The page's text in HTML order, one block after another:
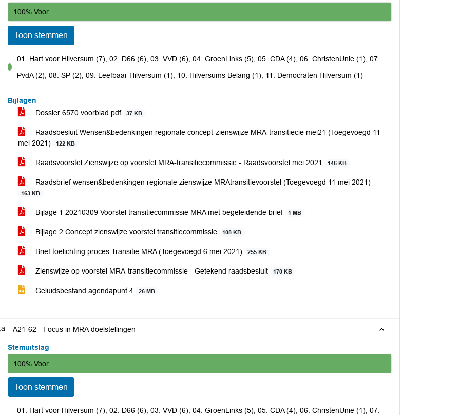
100% Voor
Toon stemmen
voor
01. Hart voor Hilversum (7), 02. D66 (6), 03. VVD (6), 04. GroenLinks (5), 05. CDA (4), 06. ChristenUnie (1), 07.
PvdA (2), 08. SP (2), 09. Leefbaar Hilversum (1), 10. Hilversums Belang (1), 11. Democraten Hilversum (1)
Bijlagen
Dossier 6570 voorblad.pdf
37 KB
Raadsbesluit Wensen&bedenkingen regionale concept-zienswijze MRA-transitiecie mei21 (Toegevoegd 11
mei 2021)
122 KB
Raadsvoorstel Zienswijze op voorstel MRA-transitiecommissie - Raadsvoorstel mei 2021 146 KB
Raadsbrief wensen&bedenkingen regionale zienswijze MRAtransitievoorstel (Toegevoegd 11 mei 2021)
163 KB
Bijlage 1 20210309 Voorstel transitiecommissie MRA met begeleidende brief 1 MB
Bijlage 2 Concept zienswijze voorstel transitiecommissie 108 KB
Brief toelichting proces Transitie MRA (Toegevoegd 6 mei 2021) 255 KB
Zienswijze op voorstel MRA-transitiecommissie - Getekend raadsbesluit 170 KB
Geluidsbestand agendapunt 4 26 MB
A21-62 - Focus in MRA doelstellingen
Stemuitslag
100% Voor
Toon stemmen
01. Hart voor Hilversum (7), 02. D66 (6), 03. VVD (6), 04. GroenLinks (5), 05. CDA (4), 06. ChristenUnie (1), 07.